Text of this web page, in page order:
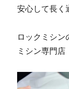
安心して長く
ロックミシン
ミシン専門